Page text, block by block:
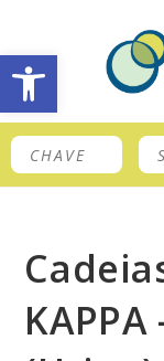
Barra de Ferramentas Aberta
KAPPA